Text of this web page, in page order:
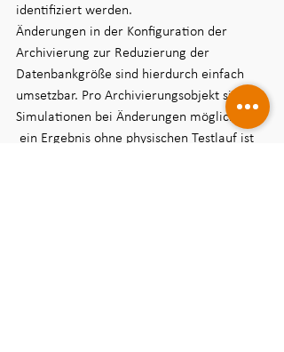
identifiziert werden.
Änderungen in der Konfiguration der
Archivierung zur Reduzierung der
Datenbankgröße sind hierdurch einfach
umsetzbar. Pro Archivierungsobjekt sind
Simulationen bei Änderungen möglich, und
ein Ergebnis ohne physischen Testlauf ist